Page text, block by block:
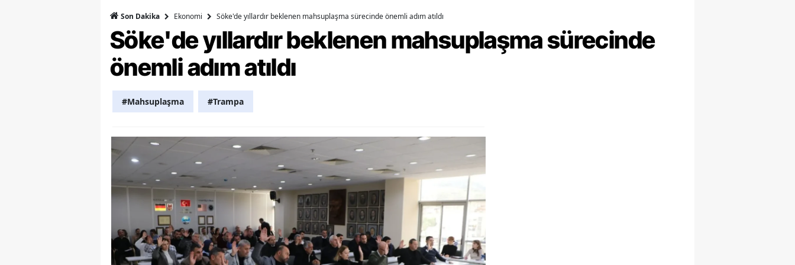
Karabük
Kilis
Son Dakika Ekonomi Söke'de yıllardır beklenen mahsuplaşma sürecinde önemli adım atıldı
Söke'de yıllardır beklenen mahsuplaşma sürecinde
önemli adım atıldı
#Mahsuplaşma #Trampa